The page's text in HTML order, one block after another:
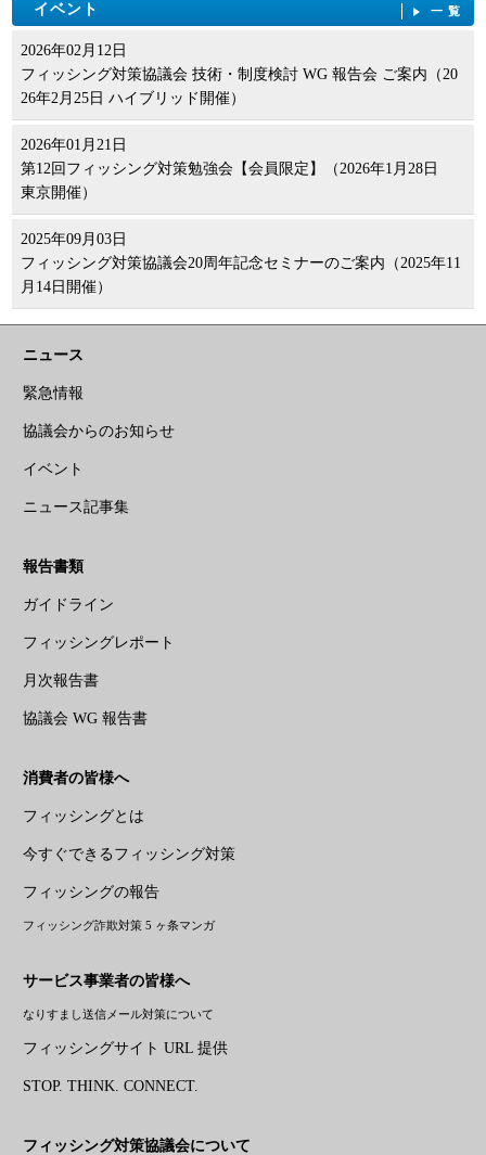
イベント 一覧
2026年02月12日
フィッシング対策協議会 技術・制度検討 WG 報告会 ご案内（20
26年2月25日 ハイブリッド開催）
2026年01月21日
第12回フィッシング対策勉強会【会員限定】（2026年1月28日
東京開催）
2025年09月03日
フィッシング対策協議会20周年記念セミナーのご案内（2025年11
月14日開催）
ニュース
緊急情報
協議会からのお知らせ
イベント
ニュース記事集
報告書類
ガイドライン
フィッシングレポート
月次報告書
協議会 WG 報告書
消費者の皆様へ
フィッシングとは
今すぐできるフィッシング対策
フィッシングの報告
フィッシング詐欺対策 5 ヶ条マンガ
サービス事業者の皆様へ
なりすまし送信メール対策について
フィッシングサイト URL 提供
STOP. THINK. CONNECT.
フィッシング対策協議会について